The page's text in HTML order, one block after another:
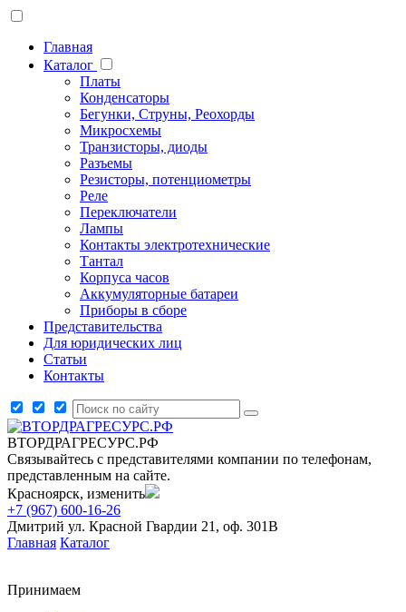
Главная
Каталог
Платы
Конденсаторы
Бегунки, Струны, Реохорды
Микросхемы
Транзисторы, диоды
Разъемы
Резисторы, потенциометры
Реле
Переключатели
Лампы
Контакты электротехнические
Тантал
Корпуса часов
Аккумуляторные батареи
Приборы в сборе
Представительства
Для юридических лиц
Статьи
Контакты
ВТОРДРАГРЕСУРС.РФ
Связывайтесь с представителями компании по телефонам,
представленным на сайте.
Красноярск, изменить
+7 (967) 600-16-26
Дмитрий ул. Красной Гвардии 21, оф. 301В
Главная Каталог
Принимаем